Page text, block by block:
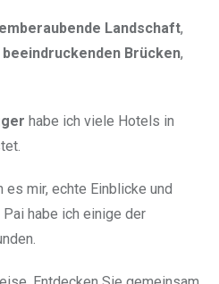
Landschaft,
beeindruckenden Brücken,
habe ich viele Hotels in
es mir, echte Einblicke und
habe ich einige der